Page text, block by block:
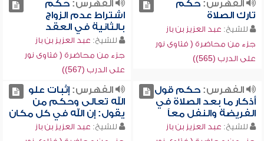
الفهرس:حكم
تارك الصلاة
للشيخ: عبد العزيز بن باز
جزء من محاضرة ( فتاوى نور
على الدرب (565))
الفهرس:حكم
اشتراط عدم الزواج
بالثانية في العقد
للشيخ: عبد العزيز بن باز
جزء من محاضرة ( فتاوى نور
على الدرب (567))
الفهرس:حكم قول
أذكار ما بعد الصلاة في
الفريضة والنفل معاً
للشيخ: عبد العزيز بن باز
الفهرس:إثبات علو
الله تعالى وحكم من
يقول: إن الله في كل مكان
للشيخ: عبد العزيز بن باز